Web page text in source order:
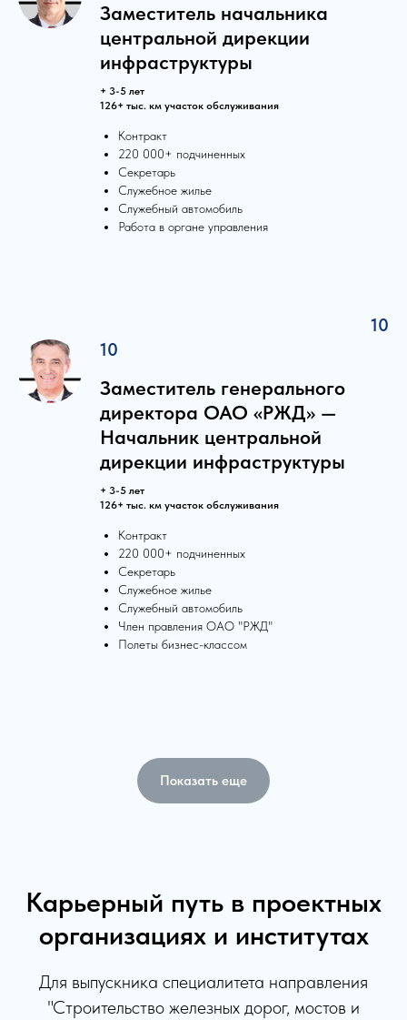
Заместитель начальника
центральной дирекции
инфраструктуры
+ 3-5 лет
126+ тыс. км участок обслуживания
Контракт
220 000+ подчиненных
Секретарь
Служебное жилье
Служебный автомобиль
Работа в органе управления
10
10
Заместитель генерального
директора ОАО «РЖД» —
Начальник центральной
дирекции инфраструктуры
+ 3-5 лет
126+ тыс. км участок обслуживания
Контракт
220 000+ подчиненных
Секретарь
Служебное жилье
Служебный автомобиль
Член правления ОАО "РЖД"
Полеты бизнес-классом
Показать еще
Карьерный путь в проектных
организациях и институтах
Для выпускника специалитета направления
"Строительство железных дорог, мостов и